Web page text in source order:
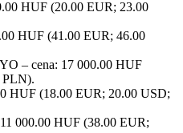
HUF (20.00 EUR; 23.00
HUF (41.00 EUR; 46.00
– cena: 17 000.00 HUF
PLN).
HUF (18.00 EUR; 20.00 USD;
000.00 HUF (38.00 EUR;